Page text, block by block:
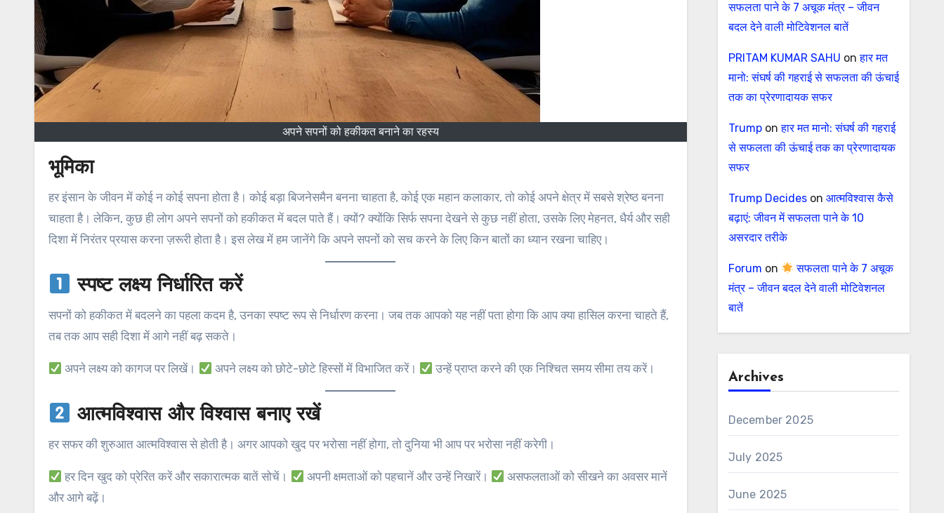
अपने सपनों को हकीकत बनाने का रहस्य
भूमिका
हर इंसान के जीवन में कोई न कोई सपना होता है। कोई बड़ा बिजनेसमैन बनना चाहता है, कोई एक महान कलाकार, तो कोई अपने क्षेत्र में सबसे श्रेष्ठ बनना
चाहता है। लेकिन, कुछ ही लोग अपने सपनों को हकीकत में बदल पाते हैं। क्यों? क्योंकि सिर्फ सपना देखने से कुछ नहीं होता, उसके लिए मेहनत, धैर्य और सही
दिशा में निरंतर प्रयास करना ज़रूरी होता है। इस लेख में हम जानेंगे कि अपने सपनों को सच करने के लिए किन बातों का ध्यान रखना चाहिए।
स्पष्ट लक्ष्य निर्धारित करें
सपनों को हकीकत में बदलने का पहला कदम है, उनका स्पष्ट रूप से निर्धारण करना। जब तक आपको यह नहीं पता होगा कि आप क्या हासिल करना चाहते हैं,
तब तक आप सही दिशा में आगे नहीं बढ़ सकते।
अपने लक्ष्य को कागज पर लिखें। अपने लक्ष्य को छोटे-छोटे हिस्सों में विभाजित करें। उन्हें प्राप्त करने की एक निश्चित समय सीमा तय करें।
आत्मविश्वास और विश्वास बनाए रखें
हर सफर की शुरुआत आत्मविश्वास से होती है। अगर आपको खुद पर भरोसा नहीं होगा, तो दुनिया भी आप पर भरोसा नहीं करेगी।
हर दिन खुद को प्रेरित करें और सकारात्मक बातें सोचें। अपनी क्षमताओं को पहचानें और उन्हें निखारें।
असफलताओं को सीखने का अवसर मानें
और आगे बढ़ें।
सफलता पाने के 7 अचूक मंत्र – जीवन
बदल देने वाली मोटिवेशनल बातें
PRITAM KUMAR SAHU onहार मत
मानो: संघर्ष की गहराई से सफलता की ऊंचाई
तक का प्रेरणादायक सफर
Trumponहार मत मानो: संघर्ष की गहराई
से सफलता की ऊंचाई तक का प्रेरणादायक
सफर
Trump Decideson आत्मविश्वास कैसे
बढ़ाएं: जीवन में सफलता पाने के 10
असरदार तरीके
Forum on
सफलता पाने के 7 अचूक
मंत्र – जीवन बदल देने वाली मोटिवेशनल
बातें
Archives
December 2025
July 2025
June 2025